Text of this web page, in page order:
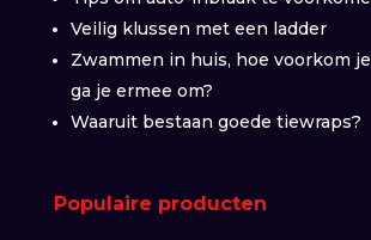
Veilig klussen met een ladder
Zwammen in huis, hoe voorkom
ga je ermee om?
Waaruit bestaan goede tiewraps?
Populaire producten